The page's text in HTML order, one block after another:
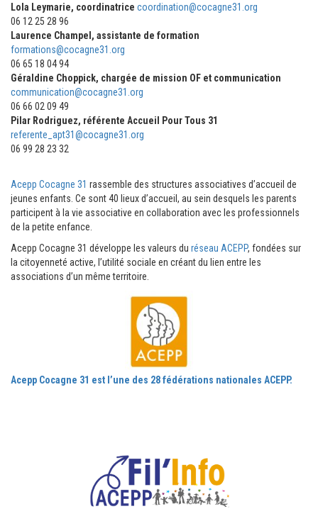
Lola Leymarie, coordinatrice coordination@cocagne31.org
06 12 25 28 96
Laurence Champel, assistante de formation
formations@cocagne31.org
06 65 18 04 94
Géraldine Choppick, chargée de mission OF et communication
communication@cocagne31.org
06 66 02 09 49
Pilar Rodriguez, référente Accueil Pour Tous 31
referente_apt31@cocagne31.org
06 99 28 23 32
Acepp Cocagne 31 rassemble des structures associatives d’accueil de
jeunes enfants. Ce sont 40 lieux d’accueil, au sein desquels les parents
participent à la vie associative en collaboration avec les professionnels
de la petite enfance.
Acepp Cocagne 31 développe les valeurs du réseau ACEPP, fondées sur
la citoyenneté active, l’utilité sociale en créant du lien entre les
associations d’un même territoire.
Acepp Cocagne 31 est l’une des 28 fédérations nationales ACEPP.